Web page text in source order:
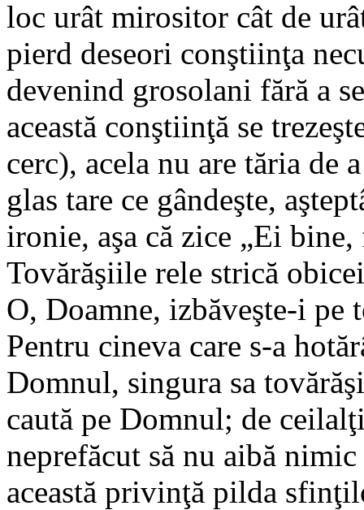
loc urât mirositor cât de
pierd deseori conştiinţa
devenind grosolani fără a
această conştiinţă se
cerc), acela nu are tăria de
glas tare ce gândeşte,
ironie, aşa că zice „Ei bine,
Tovărăşiile rele strică
O, Doamne, izbăveşte-i pe
Pentru cineva care s-a
Domnul, singura sa
caută pe Domnul; de
neprefăcut să nu aibă
această privinţă pilda